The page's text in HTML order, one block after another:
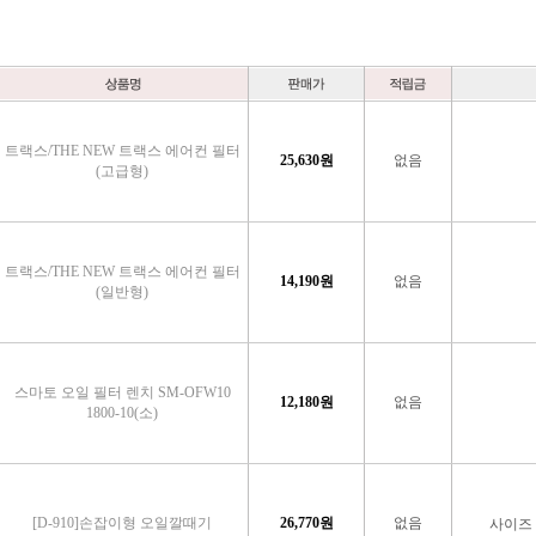
트랙스/THE NEW 트랙스 에어컨 필터
(고급형)
25,630원 없음
트랙스/THE NEW 트랙스 에어컨 필터
(일반형)
14,190원 없음
스마토 오일 필터 렌치 SM-OFW10
1800-10(소)
12,180원 없음
[D-910]손잡이형 오일깔때기 26,770원 없음 사이